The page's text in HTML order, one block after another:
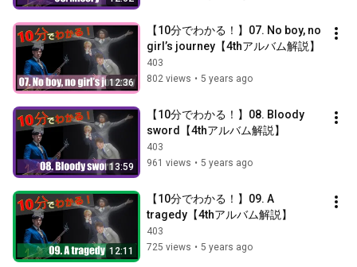
12:36
【10分でわかる！】07. No boy, no
girl’s journey【4thアルバム解説】
403
802 views • 5 years ago
13:59
【10分でわかる！】08. Bloody
sword【4thアルバム解説】
403
961 views • 5 years ago
12:11
【10分でわかる！】09. A
tragedy【4thアルバム解説】
403
725 views • 5 years ago